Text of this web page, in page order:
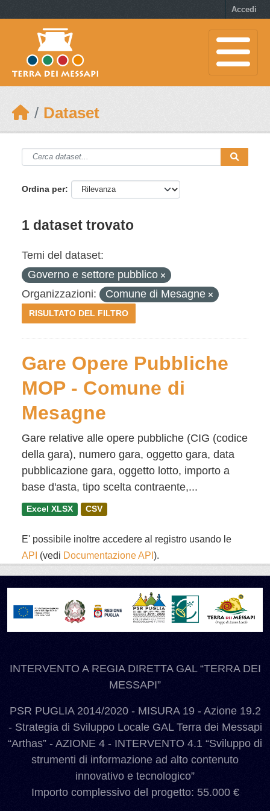
Accedi
Dataset
Ordina per
1 dataset trovato
Temi del dataset:
Governo e settore pubblico
Organizzazioni:
Comune di Mesagne
RISULTATO DEL FILTRO
Gare Opere Pubbliche
MOP - Comune di
Mesagne
Gare relative alle opere pubbliche (CIG (codice
della gara), numero gara, oggetto gara, data
pubblicazione gara, oggetto lotto, importo a
base d'asta, tipo scelta contraente,...
Excel XLSX CSV
E' possibile inoltre accedere al registro usando le
API (vedi Documentazione API ).
INTERVENTO A REGIA DIRETTA GAL “TERRA DEI
MESSAPI”
PSR PUGLIA 2014/2020 - MISURA 19 - Azione 19.2
- Strategia di Sviluppo Locale GAL Terra dei Messapi
“Arthas” - AZIONE 4 - INTERVENTO 4.1 “Sviluppo di
strumenti di informazione ad alto contenuto
innovativo e tecnologico”
Importo complessivo del progetto: 55.000 €